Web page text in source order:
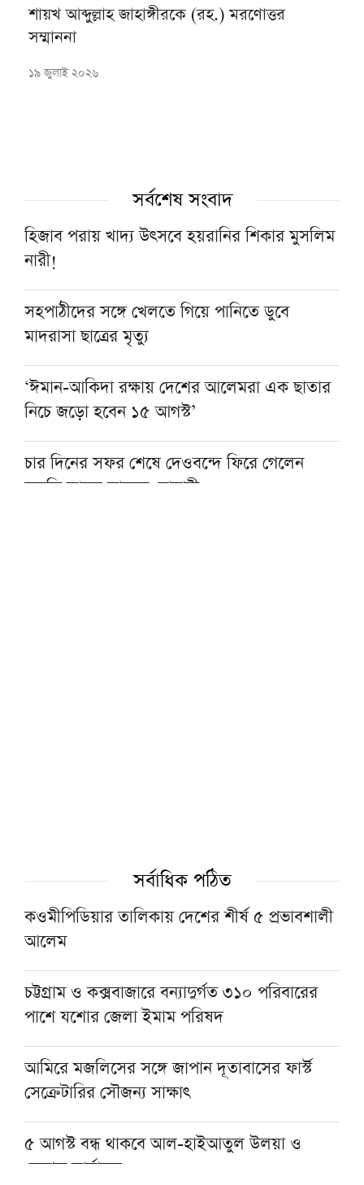
শায়খ আব্দুল্লাহ জাহাঙ্গীরকে (রহ.) মরণোত্তর
সম্মাননা
১৯ জুলাই ২০২৬
সর্বশেষ সংবাদ
হিজাব পরায় খাদ্য উৎসবে হয়রানির শিকার মুসলিম
নারী!
সহপাঠীদের সঙ্গে খেলতে গিয়ে পানিতে ডুবে
মাদরাসা ছাত্রের মৃত্যু
‘ঈমান-আকিদা রক্ষায় দেশের আলেমরা এক ছাতার
নিচে জড়ো হবেন ১৫ আগস্ট’
চার দিনের সফর শেষে দেওবন্দে ফিরে গেলেন
মুফতি আবুল কাসেম নোমানী
ইসলামী আন্দোলন ঢাকা মহানগর দক্ষিণের
কমিটিতে কারা ঠাঁই পেলেন, দেখুন তালিকা
ছুটিতেও স্মার্টফোন থেকে দূরে, পুরস্কৃত জামিয়া
রশীদিয়ার আড়াই হাজার শিক্ষার্থী
ঐতিহাসিক সামরিক চুক্তিতে সই করল শক্তিশালী
তিন মুসলিম দেশ
সর্বাধিক পঠিত
কওমীপিডিয়ার তালিকায় দেশের শীর্ষ ৫ প্রভাবশালী
আলেম
চট্টগ্রাম ও কক্সবাজারে বন্যাদুর্গত ৩১০ পরিবারের
পাশে যশোর জেলা ইমাম পরিষদ
আমিরে মজলিসের সঙ্গে জাপান দূতাবাসের ফার্স্ট
সেক্রেটারির সৌজন্য সাক্ষাৎ
৫ আগস্ট বন্ধ থাকবে আল-হাইআতুল উলয়া ও
বেফাক কার্যালয়